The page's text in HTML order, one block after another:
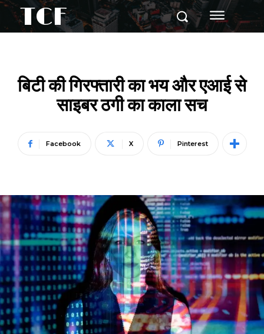
TCF
बिटी की गिरफ्तारी का भय और एआई से
साइबर ठगी का काला सच
Facebook X Pinterest